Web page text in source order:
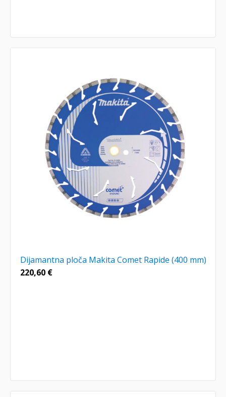
Dijamantna ploča Makita Comet Rapide (400 mm)
220,60 €